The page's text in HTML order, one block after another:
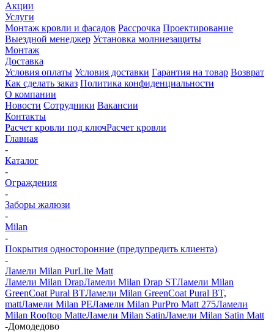
Акции
Услуги
Монтаж кровли и фасадов Рассрочка Проектирование
Выездной менеджер Установка молниезащиты
Монтаж
Доставка
Условия оплаты Условия доставки Гарантия на товар Возврат
Как сделать заказ Политика конфиденциальности
О компании
Новости Сотрудники Вакансии
Контакты
Расчет кровли под ключРасчет кровли
Главная
-
Каталог
-
Ограждения
-
Заборы жалюзи
-
Milan
-
Покрытия односторонние (предупредить клиента)
-
Ламели Milan PurLite Matt
Ламели Milan DrapЛамели Milan Drap STЛамели Milan
GreenCoat Pural BTЛамели Milan GreenCoat Pural BT,
mattЛамели Milan PEЛамели Milan PurPro Matt 275Ламели
Milan Rooftop MatteЛамели Milan SatinЛамели Milan Satin Matt
-Домодедово